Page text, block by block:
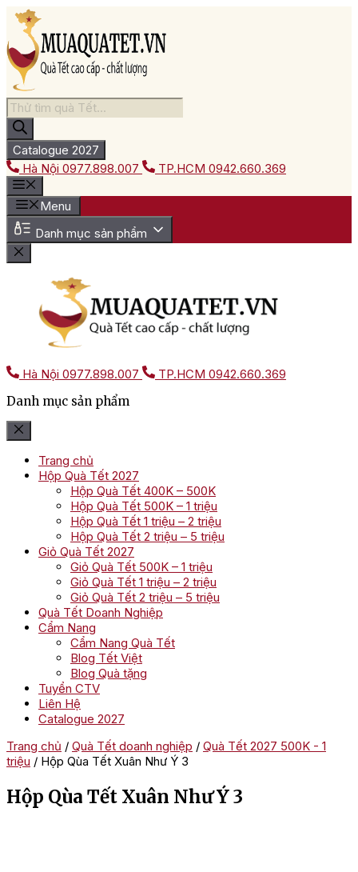
Chuyển
đến
nội
dung
Tìm
kiếm
sản
phẩm
Catalogue 2027
Hà Nội 0977.898.007 TP.HCM 0942.660.369
Menu
Danh mục sản phẩm
Hà Nội 0977.898.007 TP.HCM 0942.660.369
Danh mục sản phẩm
Trang chủ
Hộp Quà Tết 2027
Hộp Quà Tết 400K – 500K
Hộp Quà Tết 500K – 1 triệu
Hộp Quà Tết 1 triệu – 2 triệu
Hộp Quà Tết 2 triệu – 5 triệu
Giỏ Quà Tết 2027
Giỏ Quà Tết 500K – 1 triệu
Giỏ Quà Tết 1 triệu – 2 triệu
Giỏ Quà Tết 2 triệu – 5 triệu
Quà Tết Doanh Nghiệp
Cẩm Nang
Cẩm Nang Quà Tết
Blog Tết Việt
Blog Quà tặng
Tuyển CTV
Liên Hệ
Catalogue 2027
Trang chủ / Quà Tết doanh nghiệp / Quà Tết 2027 500K - 1
triệu / Hộp Qùa Tết Xuân Như Ý 3
Hộp Qùa Tết Xuân Như Ý 3